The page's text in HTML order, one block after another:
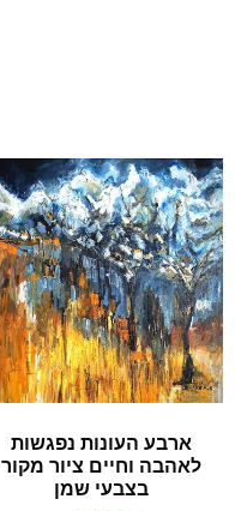
ארבע העונות נפגשות
לאהבה וחיים ציור מקור
בצבעי שמן